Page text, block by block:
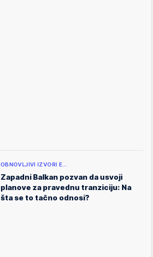
OBNOVLJIVI IZVORI E…
Zapadni Balkan pozvan da usvoji
planove za pravednu tranziciju: Na
šta se to tačno odnosi?